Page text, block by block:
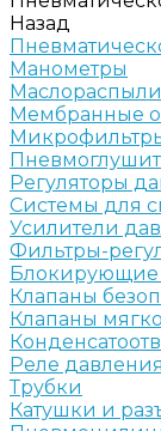
Назад
Манометры
Мембранные
Регуляторы
Системы для
Усилители
Фильтры-
Блокирующие
Клапаны
Клапаны
Реле давления
Трубки
Катушки и